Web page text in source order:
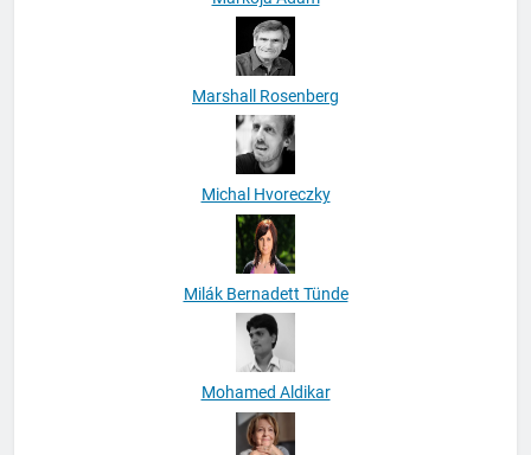
Marshall Rosenberg
Michal Hvoreczky
Milák Bernadett Tünde
Mohamed Aldikar